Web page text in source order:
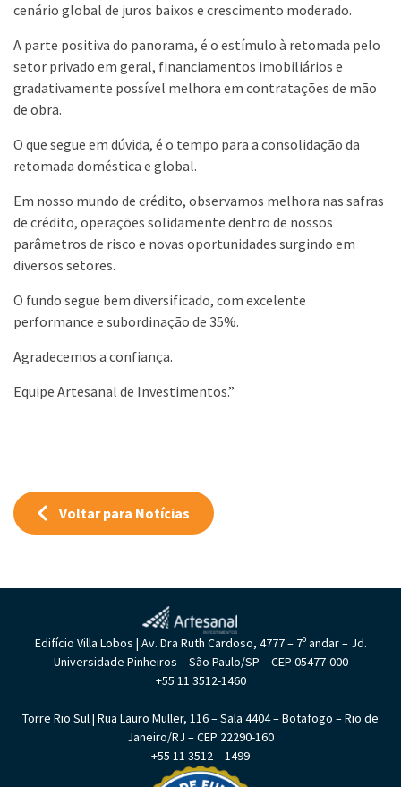
cenário global de juros baixos e crescimento moderado.
A parte positiva do panorama, é o estímulo à retomada pelo
setor privado em geral, financiamentos imobiliários e
gradativamente possível melhora em contratações de mão
de obra.
O que segue em dúvida, é o tempo para a consolidação da
retomada doméstica e global.
Em nosso mundo de crédito, observamos melhora nas safras
de crédito, operações solidamente dentro de nossos
parâmetros de risco e novas oportunidades surgindo em
diversos setores.
O fundo segue bem diversificado, com excelente
performance e subordinação de 35%.
Agradecemos a confiança.
Equipe Artesanal de Investimentos.”
Voltar para Notícias
Edifício Villa Lobos | Av. Dra Ruth Cardoso, 4777 – 7º andar – Jd.
Universidade Pinheiros – São Paulo/SP – CEP 05477-000
+55 11 3512-1460
Torre Rio Sul | Rua Lauro Müller, 116 – Sala 4404 – Botafogo – Rio de
Janeiro/RJ – CEP 22290-160
+55 11 3512 – 1499